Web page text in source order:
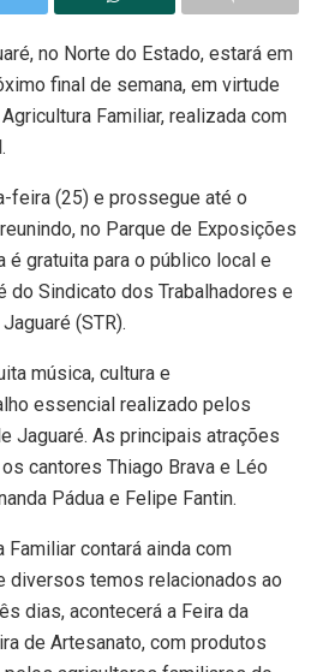
no Norte do Estado, estará em
final de semana, em virtude
Familiar, realizada com
feira (25) e prossegue até o
no Parque de Exposições
é gratuita para o público local e
do Sindicato dos Trabalhadores e
(STR).
música, cultura e
essencial realizado pelos
Jaguaré. As principais atrações
cantores Thiago Brava e Léo
Pádua e Felipe Fantin.
Familiar contará ainda com
diversos temos relacionados ao
dias, acontecerá a Feira da
de Artesanato, com produtos